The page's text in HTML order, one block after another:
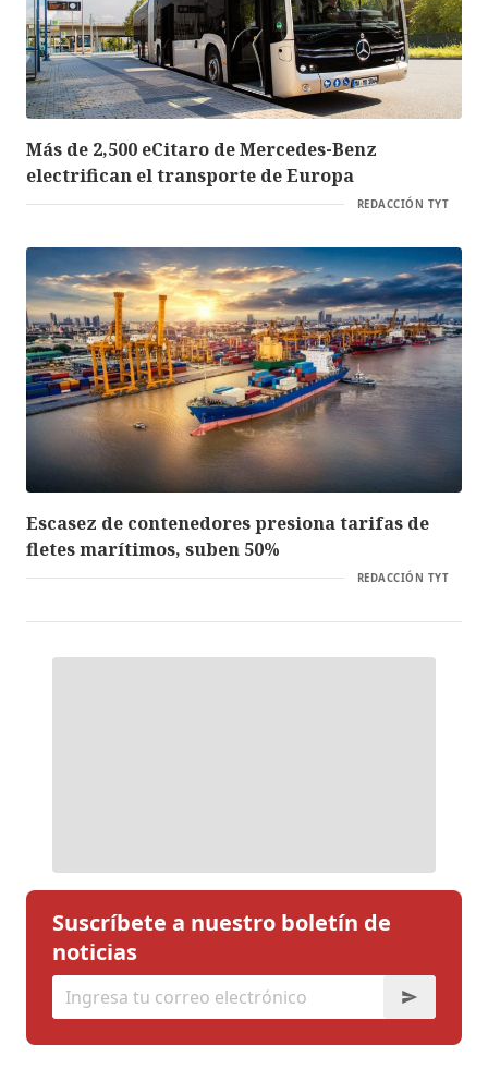
Más de 2,500 eCitaro de Mercedes-Benz
electrifican el transporte de Europa
REDACCIÓN TYT
Escasez de contenedores presiona tarifas de
fletes marítimos, suben 50%
REDACCIÓN TYT
Suscríbete a nuestro boletín de
noticias